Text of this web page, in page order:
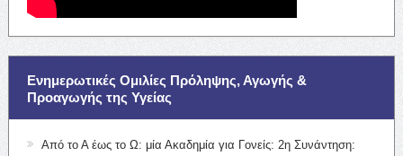
Ενημερωτικές Ομιλίες Πρόληψης, Αγωγής &
Προαγωγής της Υγείας
Από το Α έως το Ω: μία Ακαδημία για Γονείς: 2η Συνάντηση: